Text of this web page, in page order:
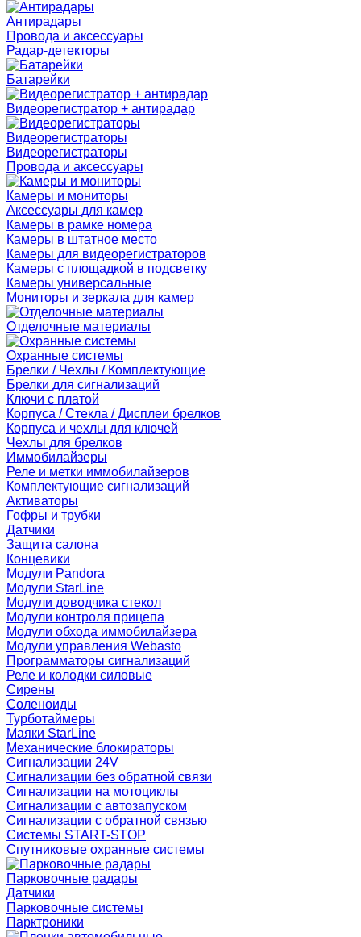
Антирадары
Провода и аксессуары
Радар-детекторы
Батарейки
Видеорегистратор + антирадар
Видеорегистраторы
Видеорегистраторы
Провода и аксессуары
Камеры и мониторы
Аксессуары для камер
Камеры в рамке номера
Камеры в штатное место
Камеры для видеорегистраторов
Камеры с площадкой в подсветку
Камеры универсальные
Мониторы и зеркала для камер
Отделочные материалы
Охранные системы
Брелки / Чехлы / Комплектующие
Брелки для сигнализаций
Ключи с платой
Корпуса / Стекла / Дисплеи брелков
Корпуса и чехлы для ключей
Чехлы для брелков
Иммобилайзеры
Реле и метки иммобилайзеров
Комплектующие сигнализаций
Активаторы
Гофры и трубки
Датчики
Защита салона
Концевики
Модули Pandora
Модули StarLine
Модули доводчика стекол
Модули контроля прицепа
Модули обхода иммобилайзера
Модули управления Webasto
Программаторы сигнализаций
Реле и колодки силовые
Сирены
Соленоиды
Турботаймеры
Маяки StarLine
Механические блокираторы
Сигнализации 24V
Сигнализации без обратной связи
Сигнализации на мотоциклы
Сигнализации с автозапуском
Сигнализации с обратной связью
Системы START-STOP
Спутниковые охранные системы
Парковочные радары
Датчики
Парковочные системы
Парктроники